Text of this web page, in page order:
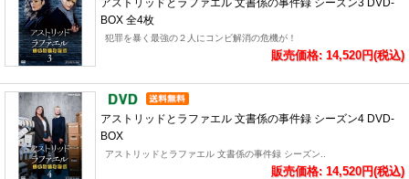
アストリッドとラファエル 文書係の事件録 シーズン3 DVD-
BOX 全4枚
犯罪を暴く最強の２人にコンビ解消の危機が！
販売価格: 14,520円(税込)
アストリッドとラファエル 文書係の事件録 シーズン4 DVD-
BOX
アストリッドとラファエル 文書係の事件録 シーズン..
販売価格: 14,520円(税込)